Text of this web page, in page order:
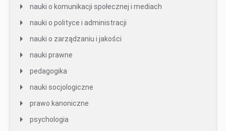
nauki o komunikacji społecznej i mediach
nauki o polityce i administracji
nauki o zarządzaniu i jakości
nauki prawne
pedagogika
nauki socjologiczne
prawo kanoniczne
psychologia